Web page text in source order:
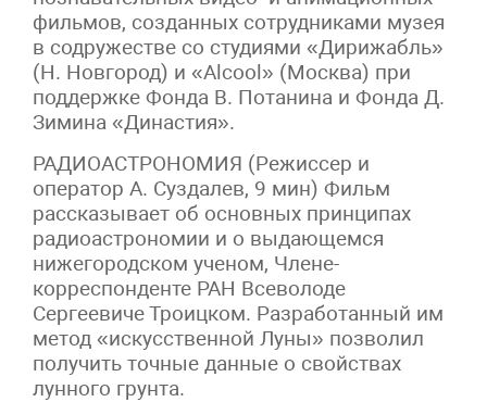
фильмов, созданных сотрудниками музея
в содружестве со студиями «Дирижабль»
(Н. Новгород) и «Alcool» (Москва) при
поддержке Фонда В. Потанина и Фонда Д.
Зимина «Династия».
РАДИОАСТРОНОМИЯ (Режиссер и
оператор А. Суздалев, 9 мин) Фильм
рассказывает об основных принципах
радиоастрономии и о выдающемся
нижегородском ученом, Члене-
корреспонденте РАН Всеволоде
Сергеевиче Троицком. Разработанный им
метод «искусственной Луны» позволил
получить точные данные о свойствах
лунного грунта.